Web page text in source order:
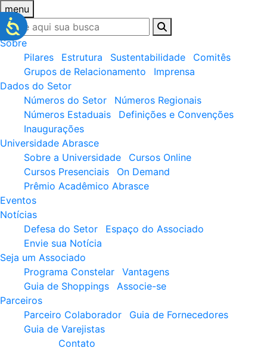
menu
Sobre
Pilares
Estrutura Sustentabilidade
Comitês
Grupos de Relacionamento
Imprensa
Dados do Setor
Números do Setor
Números Regionais
Números Estaduais
Definições e Convenções
Inaugurações
Universidade Abrasce
Sobre a Universidade
Cursos Online
Cursos Presenciais
On Demand
Prêmio Acadêmico Abrasce
Eventos
Notícias
Defesa do Setor
Espaço do Associado
Envie sua Notícia
Seja um Associado
Programa Constelar
Vantagens
Guia de Shoppings
Associe-se
Parceiros
Parceiro Colaborador
Guia de Fornecedores
Guia de Varejistas
Contato